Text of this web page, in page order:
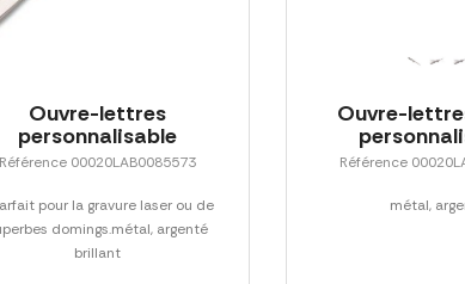
Ouvre-lettres
personnalisable
00020LAB0085573
pour la gravure laser ou de
domings.métal, argenté
brillant
Ouvre-
Référence
métal,